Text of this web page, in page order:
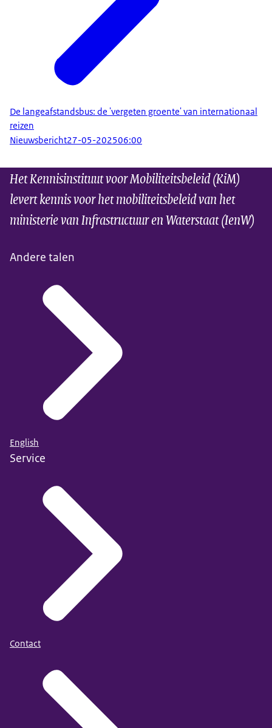
De langeafstandsbus: de 'vergeten groente' van internationaal
reizen
Nieuwsbericht27-05-202506:00
Het Kennisinstituut voor Mobiliteitsbeleid (KiM)
levert kennis voor het mobiliteitsbeleid van het
ministerie van Infrastructuur en Waterstaat (IenW)
Andere talen
English
Service
Contact